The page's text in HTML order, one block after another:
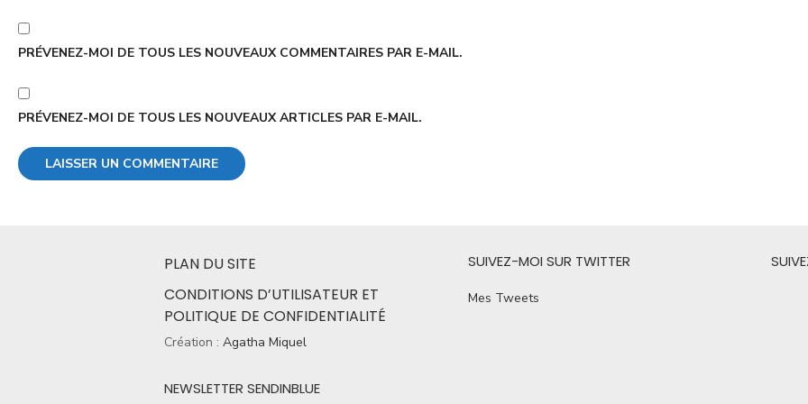
PRÉVENEZ-MOI DE TOUS LES NOUVEAUX COMMENTAIRES PAR E-MAIL.
PRÉVENEZ-MOI DE TOUS LES NOUVEAUX ARTICLES PAR E-MAIL.
PLAN DU SITE
CONDITIONS D’UTILISATEUR ET
POLITIQUE DE CONFIDENTIALITÉ
Création : Agatha Miquel
NEWSLETTER SENDINBLUE
SUIVEZ-MOI SUR TWITTER
Mes Tweets